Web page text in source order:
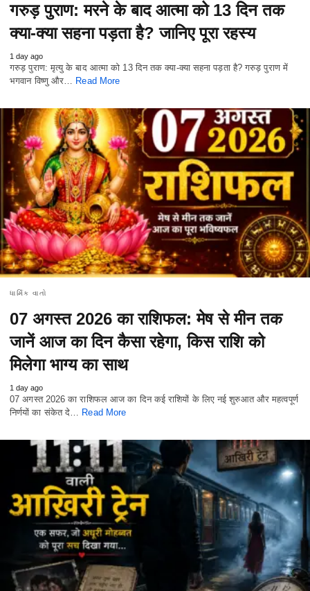
गरुड़ पुराण: मरने के बाद आत्मा को 13 दिन तक
क्या-क्या सहना पड़ता है? जानिए पूरा रहस्य
1 day ago
गरुड़ पुराण: मृत्यु के बाद आत्मा को 13 दिन तक क्या-क्या सहना पड़ता है? गरुड़ पुराण में
भगवान विष्णु और… Read More
ધાર્મિક વાતો
07 अगस्त 2026 का राशिफल: मेष से मीन तक
जानें आज का दिन कैसा रहेगा, किस राशि को
मिलेगा भाग्य का साथ
1 day ago
07 अगस्त 2026 का राशिफल आज का दिन कई राशियों के लिए नई शुरुआत और महत्वपूर्ण
निर्णयों का संकेत दे… Read More